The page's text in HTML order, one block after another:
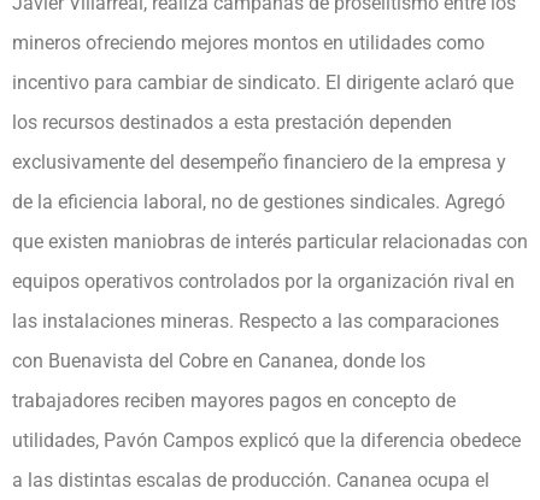
mineros ofreciendo mejores montos en utilidades como
incentivo para cambiar de sindicato. El dirigente aclaró que
los recursos destinados a esta prestación dependen
exclusivamente del desempeño financiero de la empresa y
de la eficiencia laboral, no de gestiones sindicales. Agregó
que existen maniobras de interés particular relacionadas con
equipos operativos controlados por la organización rival en
las instalaciones mineras. Respecto a las comparaciones
con Buenavista del Cobre en Cananea, donde los
trabajadores reciben mayores pagos en concepto de
utilidades, Pavón Campos explicó que la diferencia obedece
a las distintas escalas de producción. Cananea ocupa el